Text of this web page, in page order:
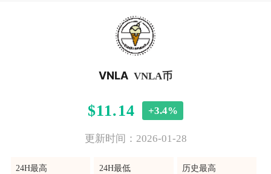
VNLA VNLA币
$11.14 +3.4%
更新时间：2026-01-28
24H最高
24H最低
历史最高